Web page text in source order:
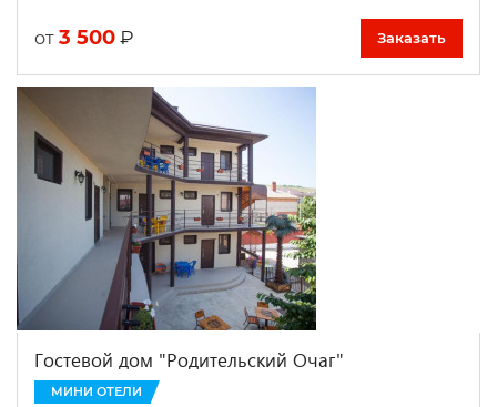
от 3 500 ₽ Заказать
Гостевой дом "Родительский Очаг"
МИНИ ОТЕЛИ